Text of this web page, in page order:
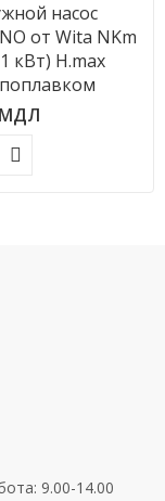
насос
от Wita NKm
кВт) H.max
МДЛ
9.00-14.00